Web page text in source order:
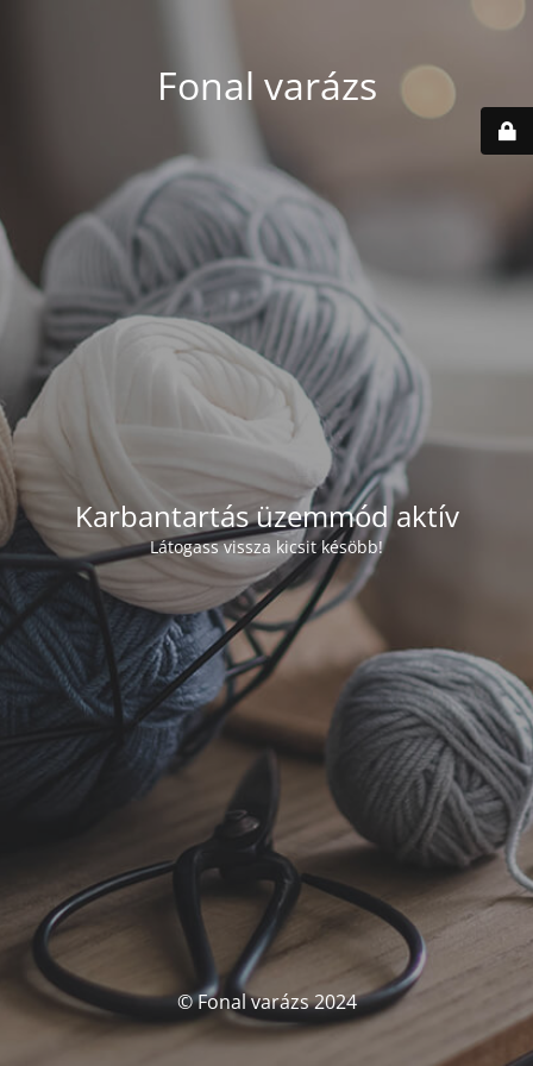
Fonal varázs
Karbantartás üzemmód aktív
Látogass vissza kicsit késöbb!
© Fonal varázs 2024